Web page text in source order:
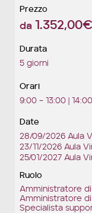
Prezzo
da 1.352,00€
Durata
5 giorni
Orari
9:00 – 13:00 |
Date
28/09/2026 Aula
23/11/2026 Aula
25/01/2027 Aula
Ruolo
Amministratore
Amministratore
Specialista